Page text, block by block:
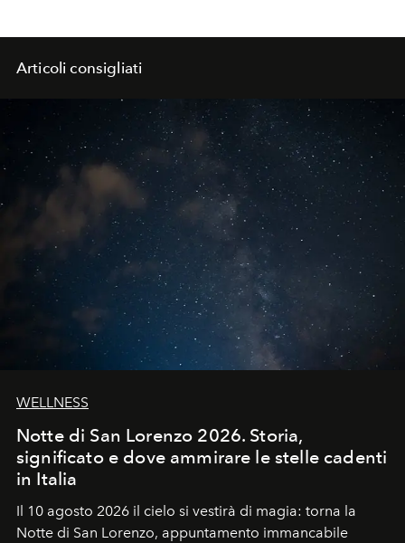
Articoli consigliati
WELLNESS
Notte di San Lorenzo 2026. Storia,
significato e dove ammirare le stelle cadenti
in Italia
Il 10 agosto 2026 il cielo si vestirà di magia: torna la
Notte di San Lorenzo, appuntamento immancabile